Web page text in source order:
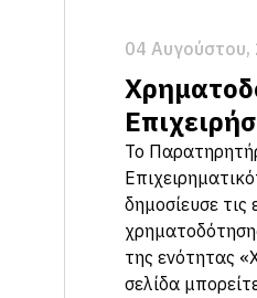
04 Αυγούστου,
Το
δημοσίευσε τις
της ενότητας
σελίδα